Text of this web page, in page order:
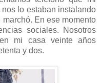
lo estaban instalando
En ese momento
sociales. Nosotros
mi casa veinte años
y dos.